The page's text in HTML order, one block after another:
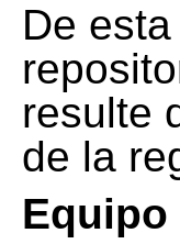
De
resulte
de la
Equipo